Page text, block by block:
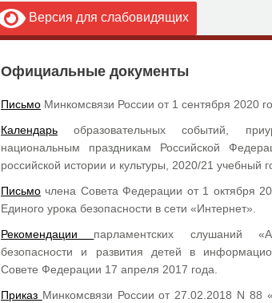
Версия для слабовидящих
Официальные документы
Письмо Минкомсвязи России от 1 сентября 2020
Календарь образовательных событий,
национальным праздникам Российской
российской истории и культуры, 2020/21 учебный
Письмо члена Совета Федерации от 1 октября
Единого урока безопасности в сети «Интернет».
Рекомендации парламентских слушаний
безопасности и развития детей в
Совете Федерации 17 апреля 2017 года.
Приказ Минкомсвязи России от 27.02.2018 N 88